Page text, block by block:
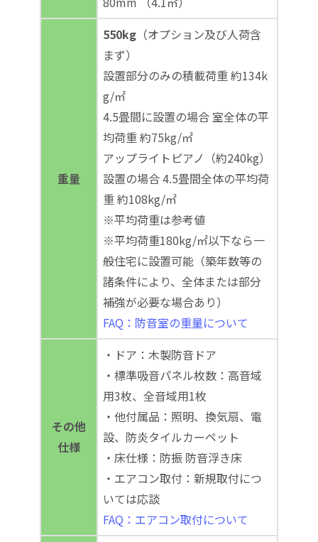
重量
550kg （オプション及び人荷含
まず）
設置部分のみの積載荷重 約134k
g/㎡
4.5畳間に設置の場合 室全体の平
均荷重 約75kg/㎡
アップライトピアノ（約240kg）
設置の場合 4.5畳間全体の平均荷
重 約108kg/㎡
※平均荷重は参考値
※平均荷重180kg/㎡以下なら一
般住宅に設置可能（築年数等の
諸条件により、全体または部分
補強が必要な場合あり）
FAQ：防音室の重量について
その他
仕様
・ドア：木製防音ドア
・標準吸音パネル枚数：高音域
用3枚、全音域用1枚
・他付属品：照明、換気扇、電
設、防炎タイルカーペット
・床仕様：防振 防音浮き床
・エアコン取付：新規取付につ
いては応談
FAQ：エアコン取付について